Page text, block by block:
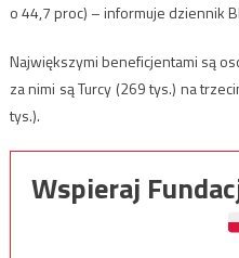
o 44,7 proc) – informuje dziennik
Największymi beneficjentami są
za nimi są Turcy (269 tys.) na
tys.).
Wspieraj